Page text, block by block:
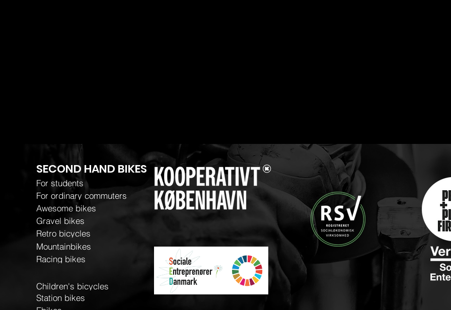
SECOND HAND BIKES
For students
For ordinary commuters
Awesome bikes
Gravel bikes
Retro bicycles
Mountainbikes
Racing bikes
Children's bicycles
Station bikes